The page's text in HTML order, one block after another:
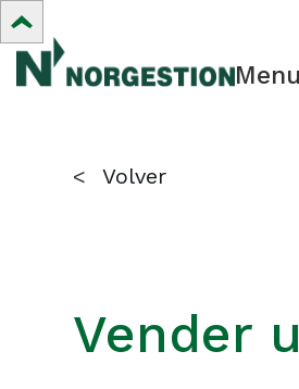
Menu
< Volver
Vender